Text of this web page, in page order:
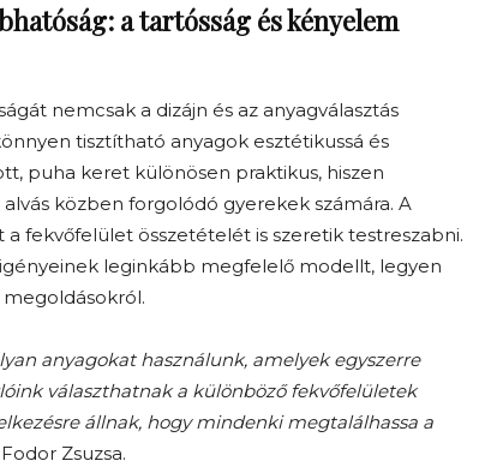
a tartósság és kényelem
nemcsak a dizájn és az anyagválasztás
tisztítható anyagok esztétikussá és
puha keret különösen praktikus, hiszen
közben forgolódó gyerekek számára. A
fekvőfelület összetételét is szeretik testreszabni.
leginkább megfelelő modellt, legyen
megoldásokról.
anyagokat használunk, amelyek egyszerre
választhatnak a különböző fekvőfelületek
állnak, hogy mindenki megtalálhassa a
Zsuzsa.